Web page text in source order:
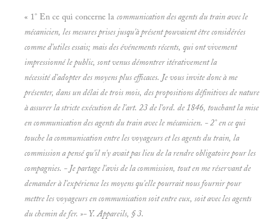
« 1° En ce qui concerne la communication des agents du train avec le
mécanicien, les mesures prises jusqu'à présent pouvaient être considérées
comme d'utiles essais; mais des événements récents, qui ont vivement
impressionné le public, sont venus démontrer itérativement la
nécessité d'adopter des moyens plus efficaces. Je vous invite donc à me
présenter, dans un délai de trois mois, des propositions définitives de nature
à assurer la stricte exécution de l'art. 23 de l'ord. de 1846, touchant la mise
en communication des agents du train avec le mécanicien. - 2° en ce qui
touche lacommunication entre les voyageurs et les agents du train, la
commission a pensé qu'il n'y avait pas lieu de la rendre obligatoire pour les
compagnies. - Je partage l'avis de la commission, tout en me réservant de
demander à l'expérience les moyens qu'elle pourrait nous fournir pour
mettre les voyageurs en communication soit entre eux, soit avec les agents
du chemin de fer. »- Y.Appareils, § 3.